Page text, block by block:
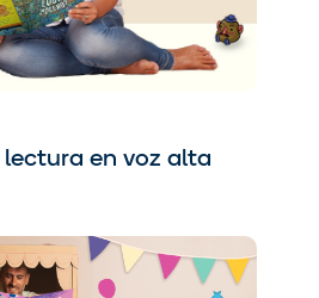
en voz alta